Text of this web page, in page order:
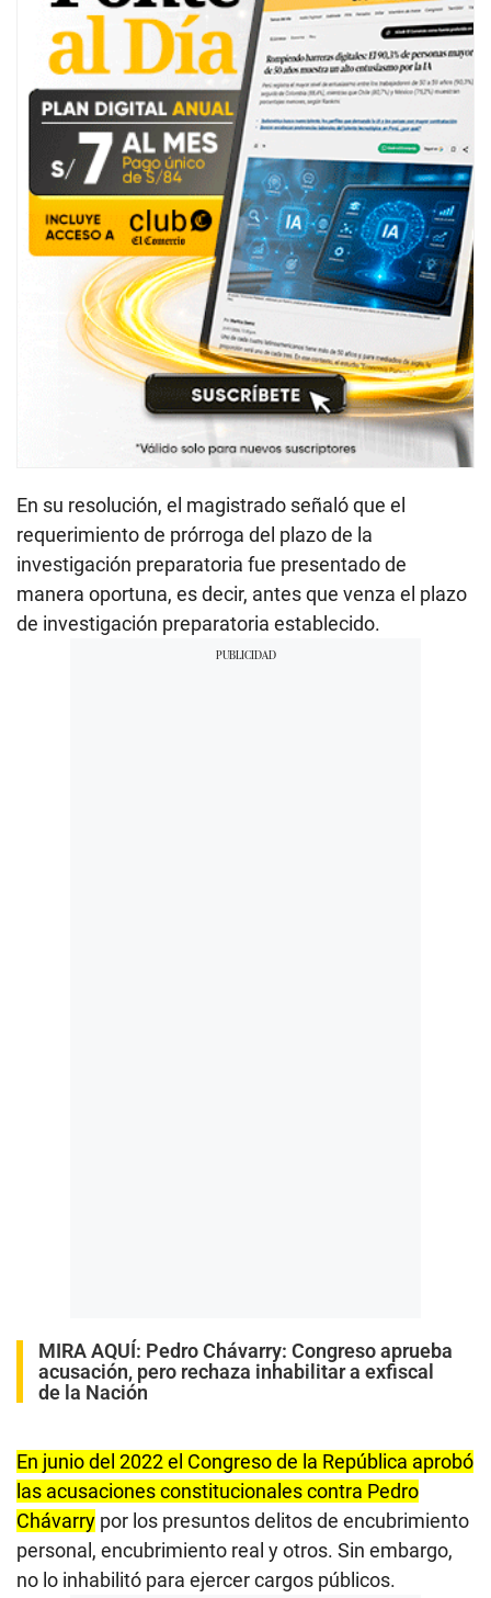
En su resolución, el magistrado señaló que el
requerimiento de prórroga del plazo de la
investigación preparatoria fue presentado de
manera oportuna, es decir, antes que venza el plazo
de investigación preparatoria establecido.
MIRA AQUÍ: Pedro Chávarry: Congreso aprueba
acusación, pero rechaza inhabilitar a exfiscal
de la Nación
En junio del 2022 el Congreso de la República aprobó
las acusaciones constitucionales contra Pedro
Chávarry por los presuntos delitos de encubrimiento
personal, encubrimiento real y otros. Sin embargo,
no lo inhabilitó para ejercer cargos públicos.